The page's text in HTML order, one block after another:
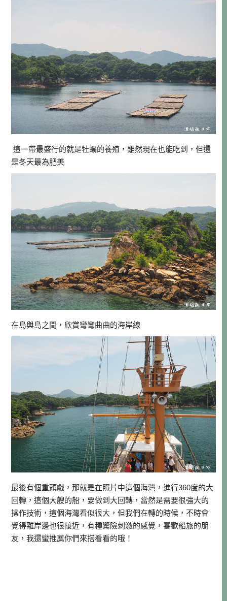
這一帶最盛行的就是牡蠣的養殖，雖然現在也能吃到，但還
是冬天最為肥美
在島與島之間，欣賞彎彎曲曲的海岸線
最後有個重頭戲，那就是在照片中這個海灣，進行360度的大
回轉，這個大艘的船，要做到大回轉，當然是需要很強大的
操作技術，這個海灣看似很大，但我們在轉的時候，不時會
覺得離岸邊也很接近，有種驚險刺激的感覺，喜歡船旅的朋
友，我還蠻推薦你們來搭看看的哦！